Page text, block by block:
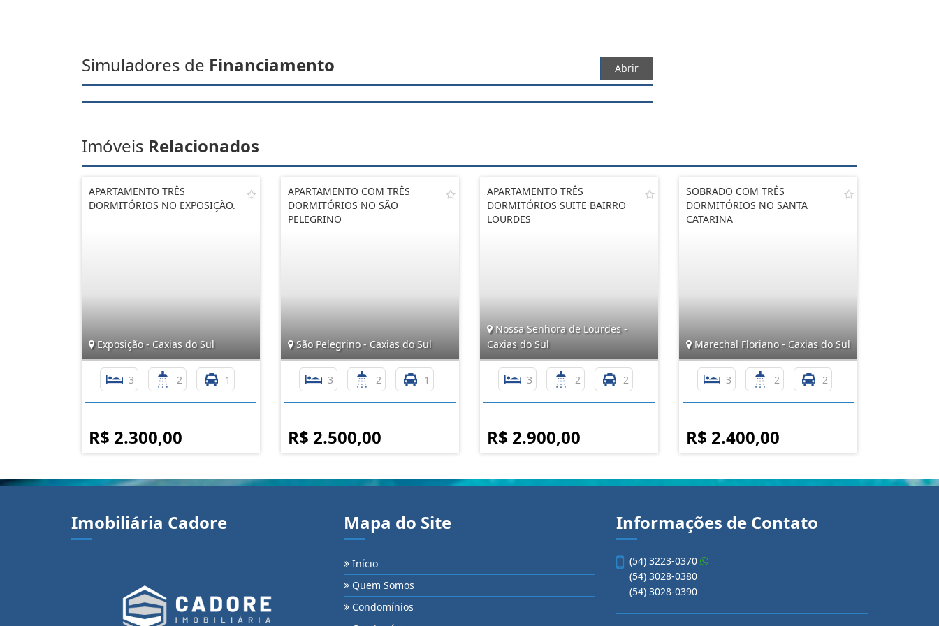
Simuladores de Financiamento Abrir
Imóveis Relacionados
APARTAMENTO TRÊS
DORMITÓRIOS NO EXPOSIÇÃO.
Exposição - Caxias do Sul
3 2 1
R$ 2.300,00
APARTAMENTO COM TRÊS
DORMITÓRIOS NO SÃO
PELEGRINO
São Pelegrino - Caxias do Sul
3 2 1
R$ 2.500,00
APARTAMENTO TRÊS
DORMITÓRIOS SUITE BAIRRO
LOURDES
Nossa Senhora de Lourdes -
Caxias do Sul
3 2 2
R$ 2.900,00
SOBRADO COM TRÊS
DORMITÓRIOS NO SANTA
CATARINA
Marechal Floriano - Caxias do Sul
3 2 2
R$ 2.400,00
Imobiliária Cadore Mapa do Site
Início
Quem Somos
Condomínios
Informações de Contato
(54) 3223-0370
(54) 3028-0380
(54) 3028-0390